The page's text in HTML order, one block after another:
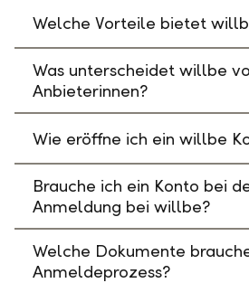
Welche Vorteile bietet
Was unterscheidet willbe
Anbieterinnen?
Wie eröffne ich ein willbe
Brauche ich ein Konto bei
Anmeldung bei willbe?
Welche Dokumente
Anmeldeprozess?